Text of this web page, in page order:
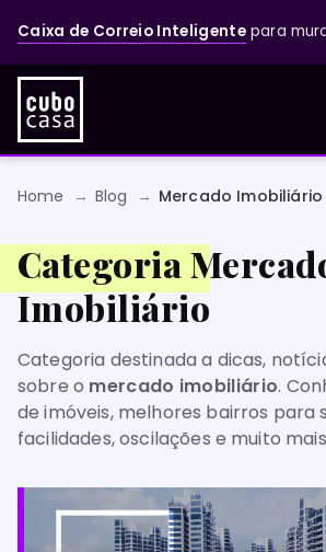
Caixa de Correio Inteligentepara
Home Blog Mercado Imobiliário
Categoria
Imobiliário
Categoria destinada a dicas,
sobre o mercado imobiliário.
de imóveis, melhores bairros para
facilidades, oscilações e muito